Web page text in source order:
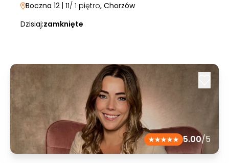
Boczna 12 | 11/ 1 piętro, Chorzów
Dzisiaj:zamknięte
5.00/5